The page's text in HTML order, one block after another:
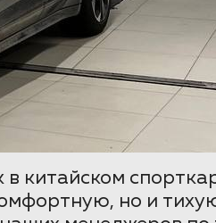
китайском
но и